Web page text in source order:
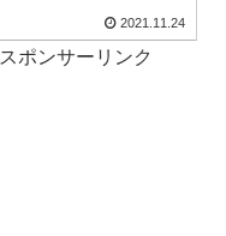
2021.11.24
スポンサーリンク